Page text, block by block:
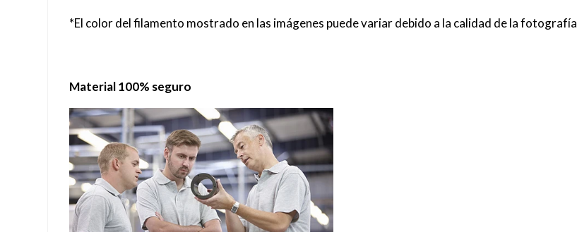
*El color del filamento mostrado en las imágenes puede variar debido a la calidad de la fotografía
Material 100% seguro